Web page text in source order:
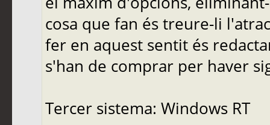
cosa que fan és treure-li
fer en aquest sentit és
s'han de comprar per haver
Tercer sistema: Windows RT